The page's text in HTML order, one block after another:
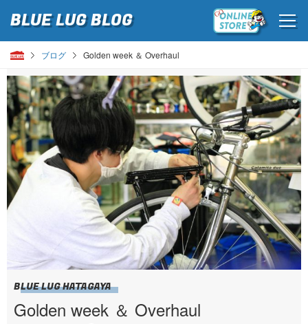
BLUE LUGBLOG
ブログ Golden week ＆ Overhaul
BLUE LUG HATAGAYA
Golden week ＆ Overhaul